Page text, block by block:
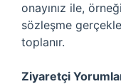
onayınız ile,
sözleşme
toplanır.
Ziyaretçi